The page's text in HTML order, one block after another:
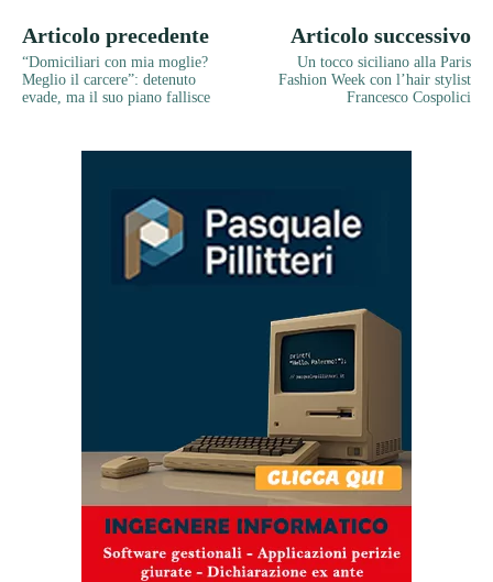
Articolo precedente
“Domiciliari con mia moglie?
Meglio il carcere”: detenuto
evade, ma il suo piano fallisce
Articolo successivo
Un tocco siciliano alla Paris
Fashion Week con l’hair stylist
Francesco Cospolici